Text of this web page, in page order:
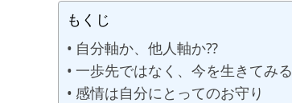
もくじ
自分軸か、他人軸か⁇
一歩先ではなく、今を生きてみる
感情は自分にとってのお守り